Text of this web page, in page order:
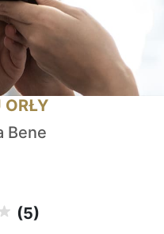
ORŁY
Bene
(5)